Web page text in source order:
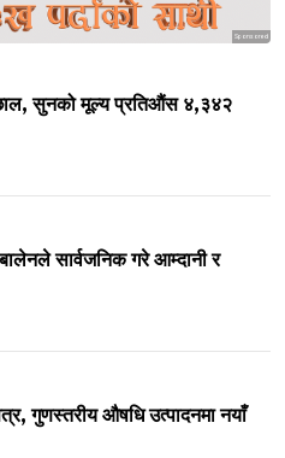
Sponsored
सुनको मूल्य प्रतिऔंस ४,३४२
सार्वजनिक गरे आम्दानी र
गुणस्तरीय औषधि उत्पादनमा नयाँ